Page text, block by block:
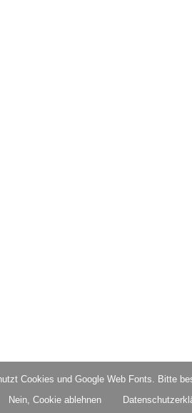
Cookies und Google Web Fonts. Bitte
Nein, Cookie ablehnen